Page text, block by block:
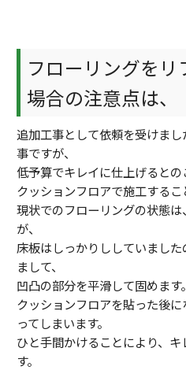
フローリングを
場合の注意点は、
追加工事として依頼を受けま
事ですが、
低予算でキレイに仕上げるとの
クッションフロアで施工するこ
現状でのフローリングの状態
が、
床板はしっかりししていまし
まして、
凹凸の部分を平滑して固めます
クッションフロアを貼った後
ってしまいます。
ひと手間かけることにより、
す。